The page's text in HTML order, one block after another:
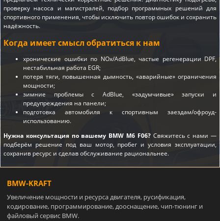
проверку насоса и магистралей, подбор программных решений для
спортивного применения, чтобы исключить повтор ошибок и сохранить
надёжность.
Когда имеет смысл обратиться к нам
хронические ошибки по NOx/AdBlue, частые регенерации DPF,
нестабильная работа EGR;
потеря тяги, повышенная дымность, «аварийные» ограничения
мощности;
зимние проблемы с AdBlue, «задумчивые» запуски и
предупреждения на панели;
подготовка автомобиля к спортивным заездам/офроуд-
использованию.
Нужна консультация по вашему BMW M6 F06?Свяжитесь с нами —
подберём решение под ваш мотор, пробег и условия эксплуатации,
сохранив ресурс и сделав обслуживание рациональнее.
BMW-KRAFT
Увеличение мощности и ресурса двигателя, русификация,
кодирование, программирование, дооснащение, чип-тюнинг и
файловый сервис BMW.